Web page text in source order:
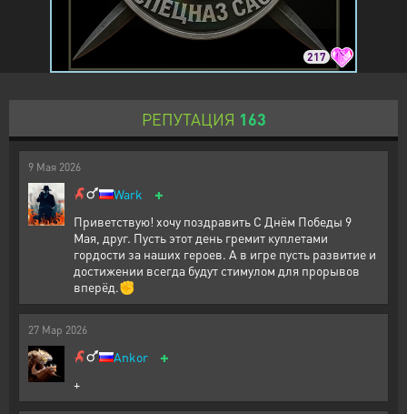
217
РЕПУТАЦИЯ 163
9 Мая 2026
Wark +
Приветствую! хочу поздравить С Днём Победы 9
Мая, друг. Пусть этот день гремит куплетами
гордости за наших героев. А в игре пусть развитие и
достижении всегда будут стимулом для прорывов
вперёд.✊
27 Мар 2026
Ankor +
+